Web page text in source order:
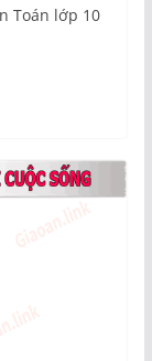
Toán lớp 10